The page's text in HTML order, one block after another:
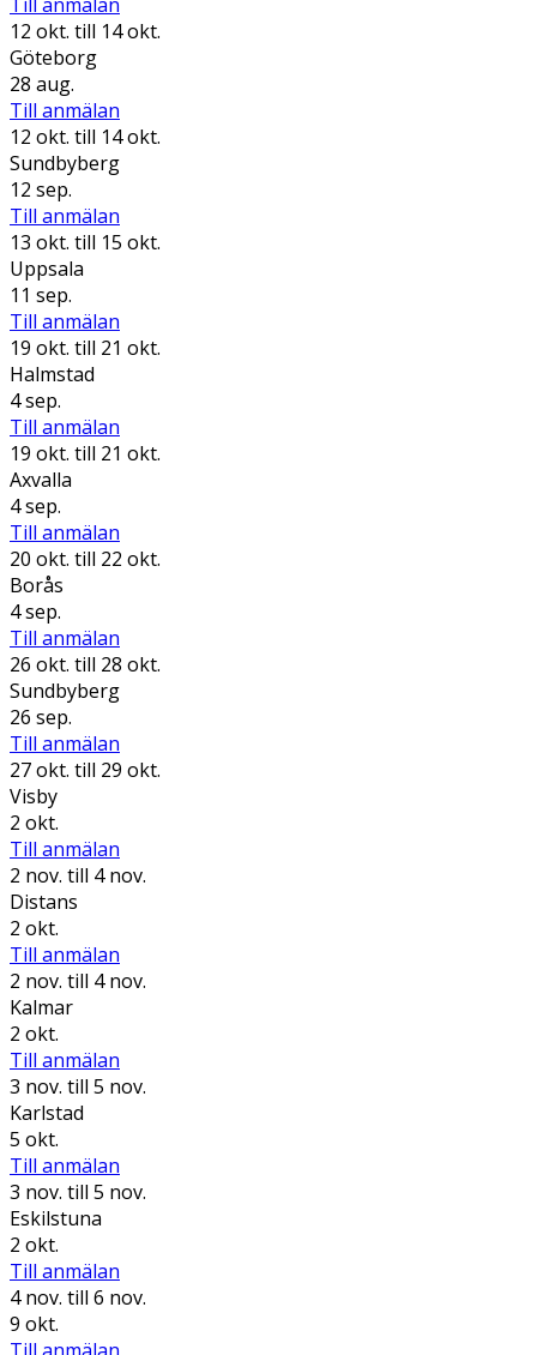
12 okt. till 14 okt.
Göteborg
28 aug.
Till anmälan
12 okt. till 14 okt.
Sundbyberg
12 sep.
Till anmälan
13 okt. till 15 okt.
Uppsala
11 sep.
Till anmälan
19 okt. till 21 okt.
Halmstad
4 sep.
Till anmälan
19 okt. till 21 okt.
Axvalla
4 sep.
Till anmälan
20 okt. till 22 okt.
Borås
4 sep.
Till anmälan
26 okt. till 28 okt.
Sundbyberg
26 sep.
Till anmälan
27 okt. till 29 okt.
Visby
2 okt.
Till anmälan
2 nov. till 4 nov.
Distans
2 okt.
Till anmälan
2 nov. till 4 nov.
Kalmar
2 okt.
Till anmälan
3 nov. till 5 nov.
Karlstad
5 okt.
Till anmälan
3 nov. till 5 nov.
Eskilstuna
2 okt.
Till anmälan
4 nov. till 6 nov.
9 okt.